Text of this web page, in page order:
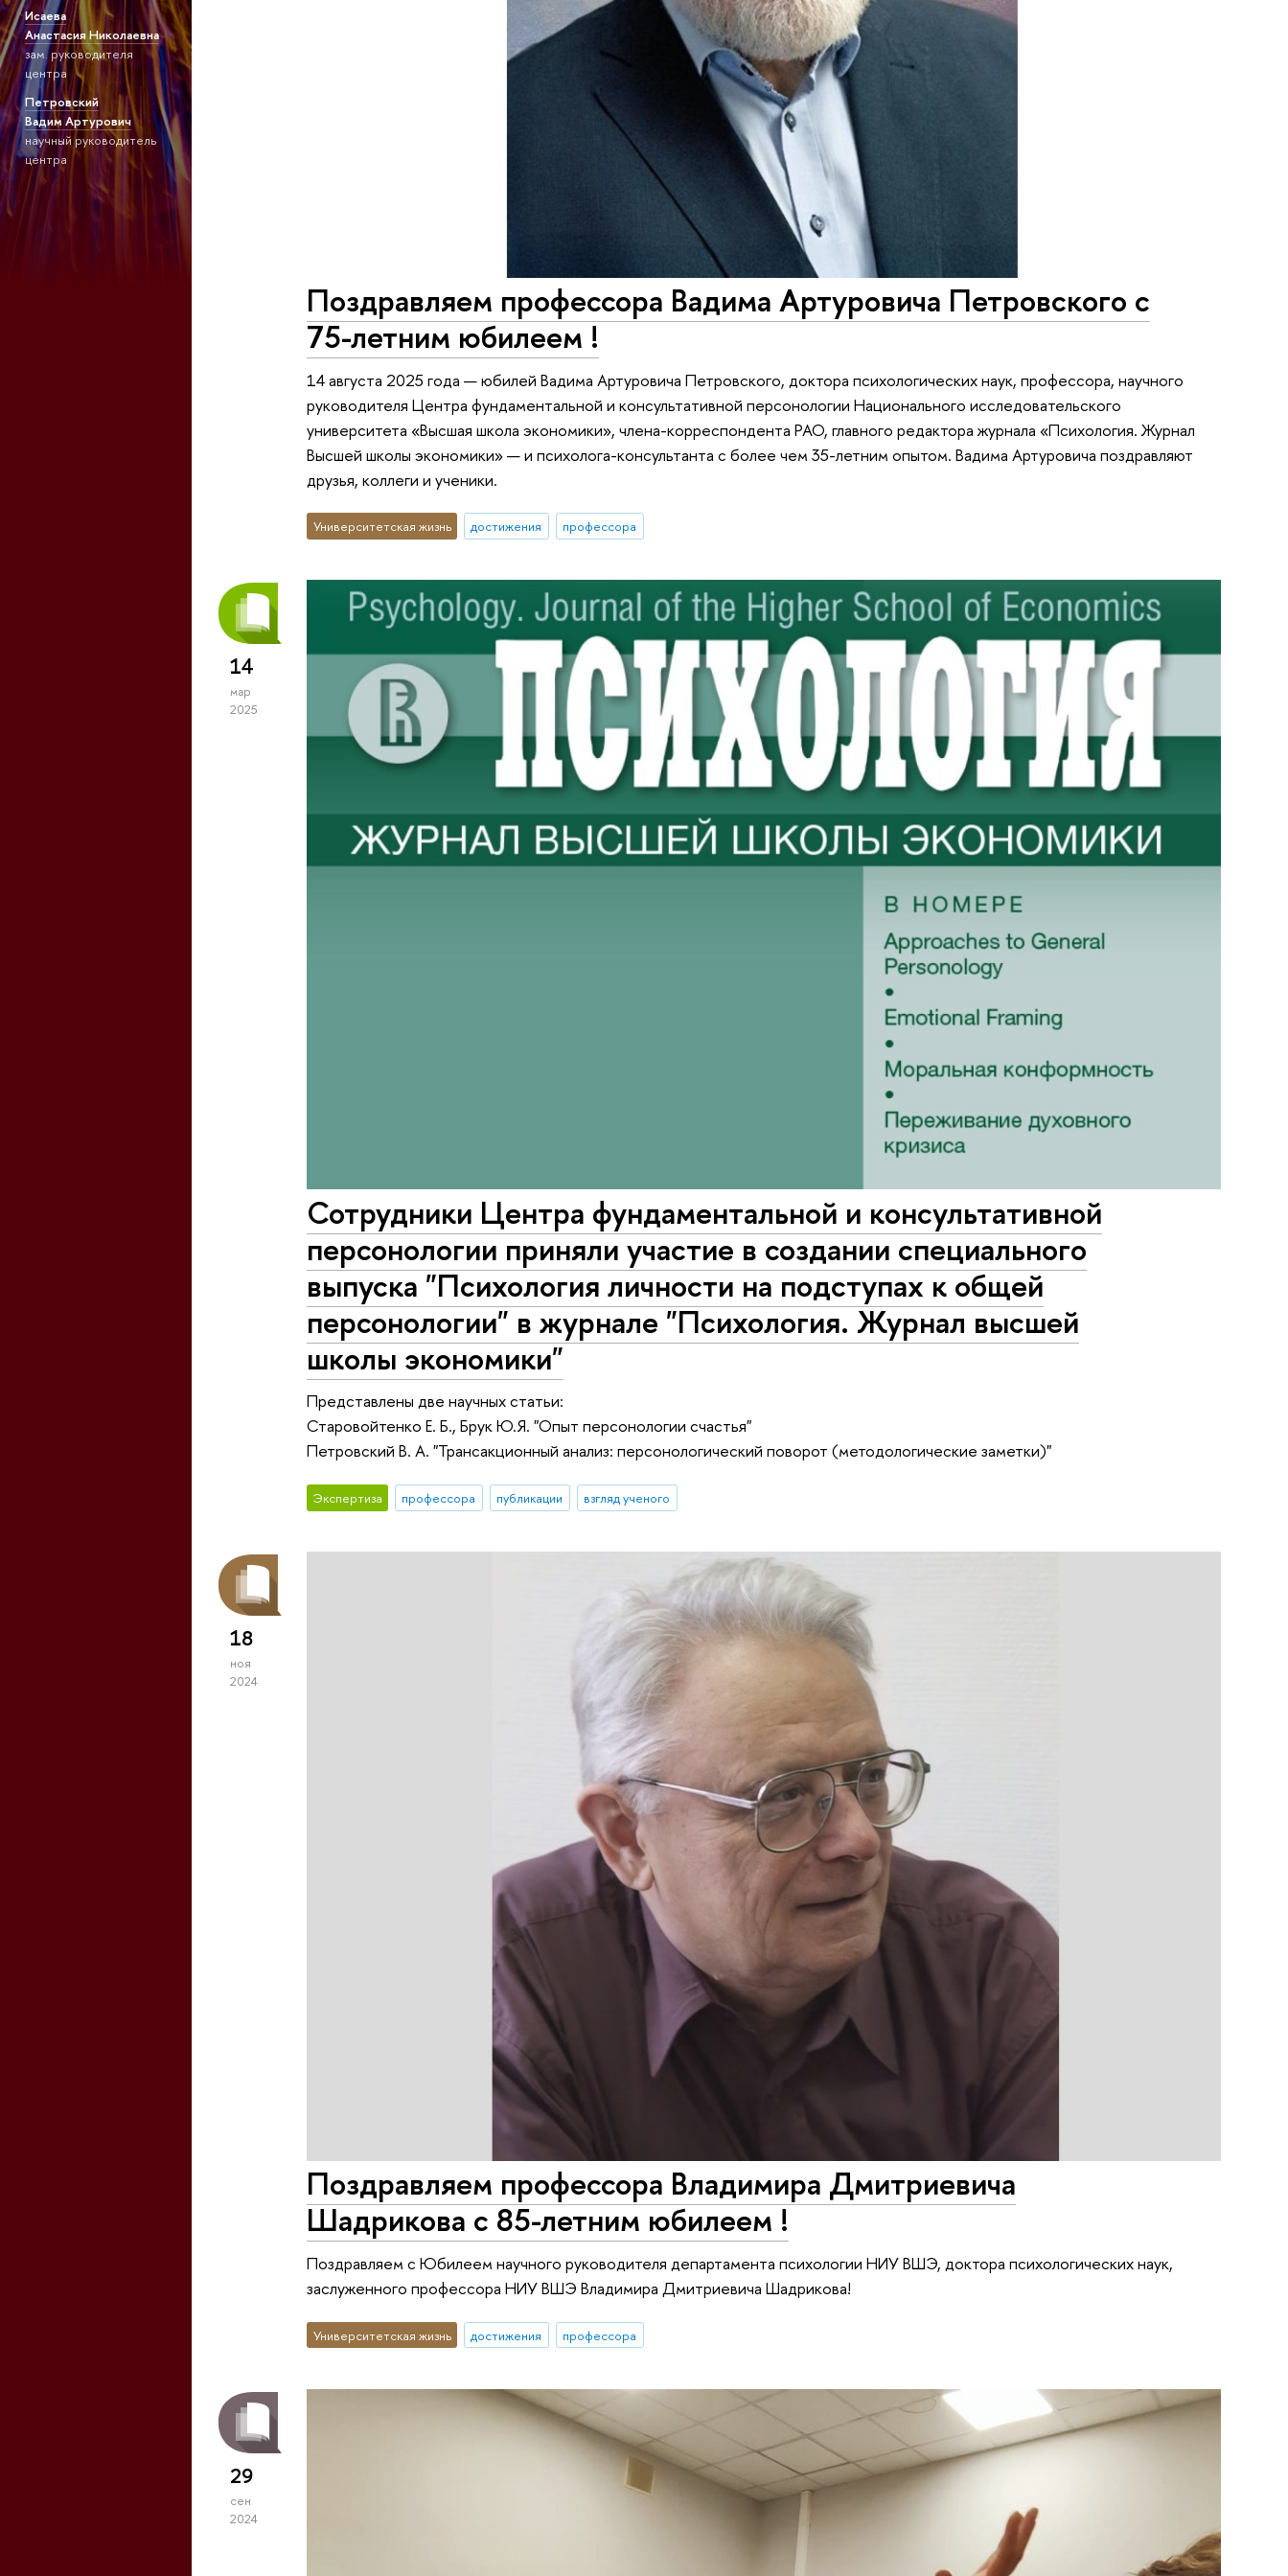
Исаева
Анастасия Николаевна
зам. руководителя
центра
Петровский
Вадим Артурович
научный руководитель
центра
Поздравляем профессора Вадима Артуровича Петровского с
75-летним юбилеем !
14 августа 2025 года — юбилей Вадима Артуровича Петровского, доктора психологических наук, профессора, научного
руководителя Центра фундаментальной и консультативной персонологии Национального исследовательского
университета «Высшая школа экономики», члена-корреспондента РАО, главного редактора журнала «Психология. Журнал
Высшей школы экономики» — и психолога-консультанта с более чем 35-летним опытом. Вадима Артуровича поздравляют
друзья, коллеги и ученики.
Университетская жизнь достижения профессора
14
мар
2025
Сотрудники Центра фундаментальной и консультативной
персонологии приняли участие в создании специального
выпуска "Психология личности на подступах к общей
персонологии" в журнале "Психология. Журнал высшей
школы экономики"
Представлены две научных статьи:
Старовойтенко Е. Б., Брук Ю.Я. "Опыт персонологии счастья"
Петровский В. А. "Трансакционный анализ: персонологический поворот (методологические заметки)"
Экспертиза профессора публикации взгляд ученого
18
ноя
2024
Поздравляем профессора Владимира Дмитриевича
Шадрикова с 85-летним юбилеем !
Поздравляем с Юбилеем научного руководителя департамента психологии НИУ ВШЭ, доктора психологических наук,
заслуженного профессора НИУ ВШЭ Владимира Дмитриевича Шадрикова!
Университетская жизнь достижения профессора
29
сен
2024